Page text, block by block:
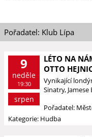
Pořadatel: Klub Lípa
9
neděle
19:30
srpen
LÉTO NA
OTTO
Vynikající
Sinatry,
Pořadatel:
Kategorie: Hudba